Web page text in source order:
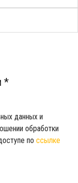
*
данных и
обработки
по ссылке